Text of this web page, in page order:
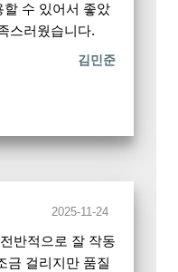
할 수 있어서 좋았
스러웠습니다.
김민준
2025-11-24
반적으로 잘 작동
금 걸리지만 품질